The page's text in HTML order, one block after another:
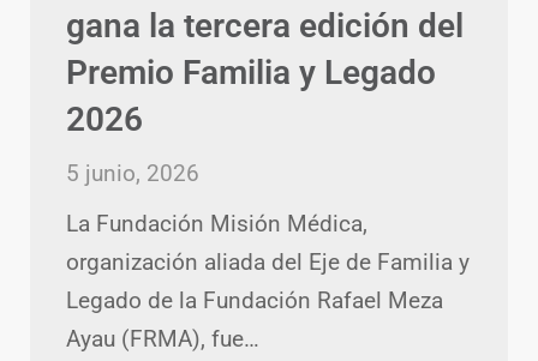
gana la tercera edición del
Premio Familia y Legado
2026
5 junio, 2026
La Fundación Misión Médica,
organización aliada del Eje de Familia y
Legado de la Fundación Rafael Meza
Ayau (FRMA), fue…